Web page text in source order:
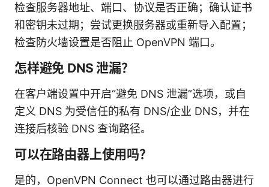
检查服务器地址、端口、协议是否正确；确认证书
和密钥未过期；尝试更换服务器或重新导入配置；
检查防火墙设置是否阻止 OpenVPN 端口。
怎样避免 DNS 泄漏？
在客户端设置中开启“避免 DNS 泄漏”选项，或自
定义 DNS 为受信任的私有 DNS/企业 DNS，并在
连接后核验 DNS 查询路径。
可以在路由器上使用吗？
是的，OpenVPN Connect 也可以通过路由器进行